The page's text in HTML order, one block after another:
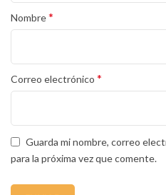
Nombre*
Correo electrónico *
Guarda mi nombre, correo
para la próxima vez que comente.